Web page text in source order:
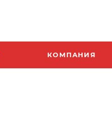
КОМПАНИЯ